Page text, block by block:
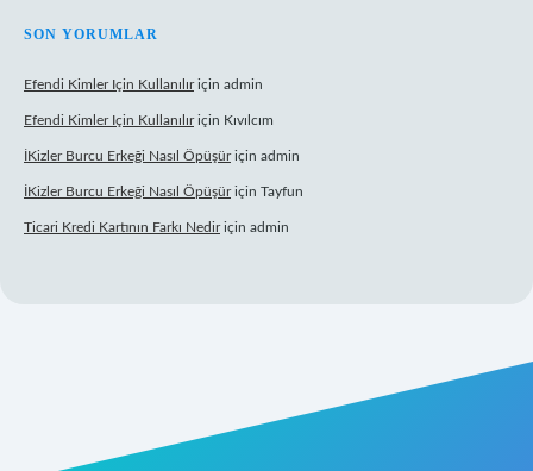
SON YORUMLAR
Efendi Kimler Için Kullanılıriçin admin
Efendi Kimler Için Kullanılıriçin Kıvılcım
İKizler Burcu Erkeği Nasıl Öpüşüriçin admin
İKizler Burcu Erkeği Nasıl Öpüşüriçin Tayfun
Ticari Kredi Kartının Farkı Nediriçin admin